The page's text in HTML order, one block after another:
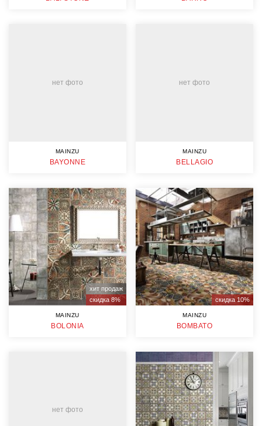
нет фото
MAINZU
BAYONNE
нет фото
MAINZU
BELLAGIO
хит продаж
скидка 8%
MAINZU
BOLONIA
скидка 10%
MAINZU
BOMBATO
нет фото